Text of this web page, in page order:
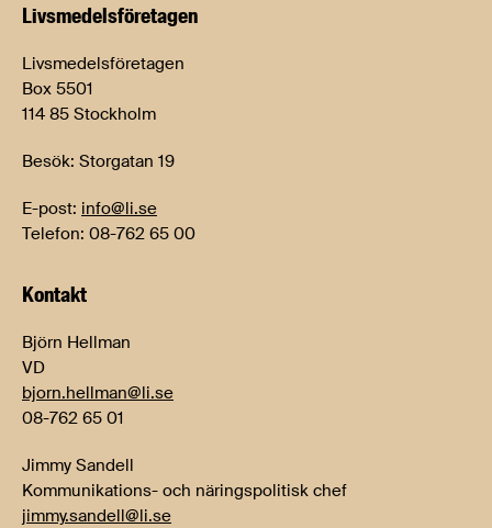
Livsmedels­företagen
Livsmedelsföretagen
Box 5501
114 85 Stockholm
Besök: Storgatan 19
E-post: info@li.se
Telefon: 08-762 65 00
Kontakt
Björn Hellman
VD
bjorn.hellman@li.se
08-762 65 01
Jimmy Sandell
Kommunikations- och näringspolitisk chef
jimmy.sandell@li.se